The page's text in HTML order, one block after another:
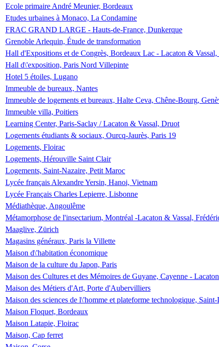
Ecole primaire André Meunier, Bordeaux
Etudes urbaines à Monaco, La Condamine
FRAC GRAND LARGE - Hauts-de-France, Dunkerque
Grenoble Arlequin, Étude de transformation
Hall d'Expositions et de Congrès, Bordeaux Lac - Lacaton &
Hall d\'exposition, Paris Nord Villepinte
Hotel 5 étoiles, Lugano
Immeuble de bureaux, Nantes
Immeuble de logements et bureaux, Halte Ceva, Chêne-Bourg,
Immeuble villa, Poitiers
Learning Center, Paris-Saclay / Lacaton & Vassal, Druot
Logements étudiants & sociaux, Ourcq-Jaurès, Paris 19
Logements, Floirac
Logements, Hérouville Saint Clair
Logements, Saint-Nazaire, Petit Maroc
Lycée français Alexandre Yersin, Hanoi, Vietnam
Lycée Français Charles Lepierre, Lisbonne
Médiathèque, Angoulême
Métamorphose de l'insectarium, Montréal -Lacaton & Vassal,
Maaglive, Zürich
Magasins généraux, Paris la Villette
Maison d\'habitation économique
Maison de la culture du Japon, Paris
Maison des Cultures et des Mémoires de Guyane, Cayenne -
Maison des Métiers d'Art, Porte d'Aubervilliers
Maison des sciences de l\'homme et plateforme technologique,
Maison Floquet, Bordeaux
Maison Latapie, Floirac
Maison, Cap ferret